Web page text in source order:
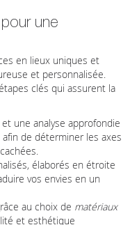
une
en lieux uniques et
et personnalisée.
clés qui assurent la
une analyse approfondie
de déterminer les axes
élaborés en étroite
vos envies en un
au choix de matériaux
et esthétique